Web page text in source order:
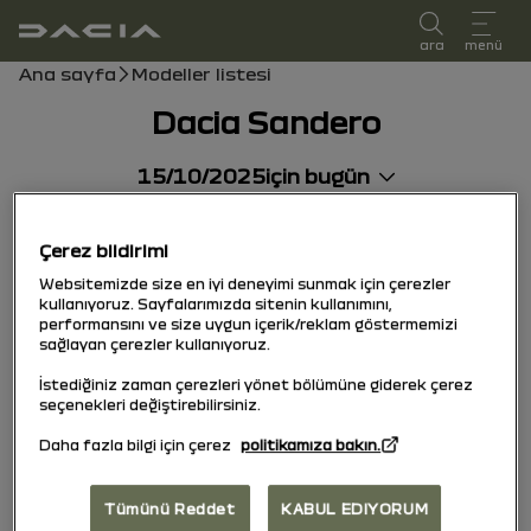
kullanıcı kılavuzu
ara menü
Gezinti çubuğu
Ana sayfa Modeller listesi
Dacia Sandero
15/10/2025için bugün
Çerez bildirimi
Websitemizde size en iyi deneyimi sunmak için çerezler
kullanıyoruz. Sayfalarımızda sitenin kullanımını,
performansını ve size uygun içerik/reklam göstermemizi
sağlayan çerezler kullanıyoruz.
İstediğiniz zaman çerezleri yönet bölümüne giderek çerez
seçenekleri değiştirebilirsiniz.
Daha fazla bilgi için çerez politikamıza bakın.
Tümünü Reddet KABUL EDIYORUM